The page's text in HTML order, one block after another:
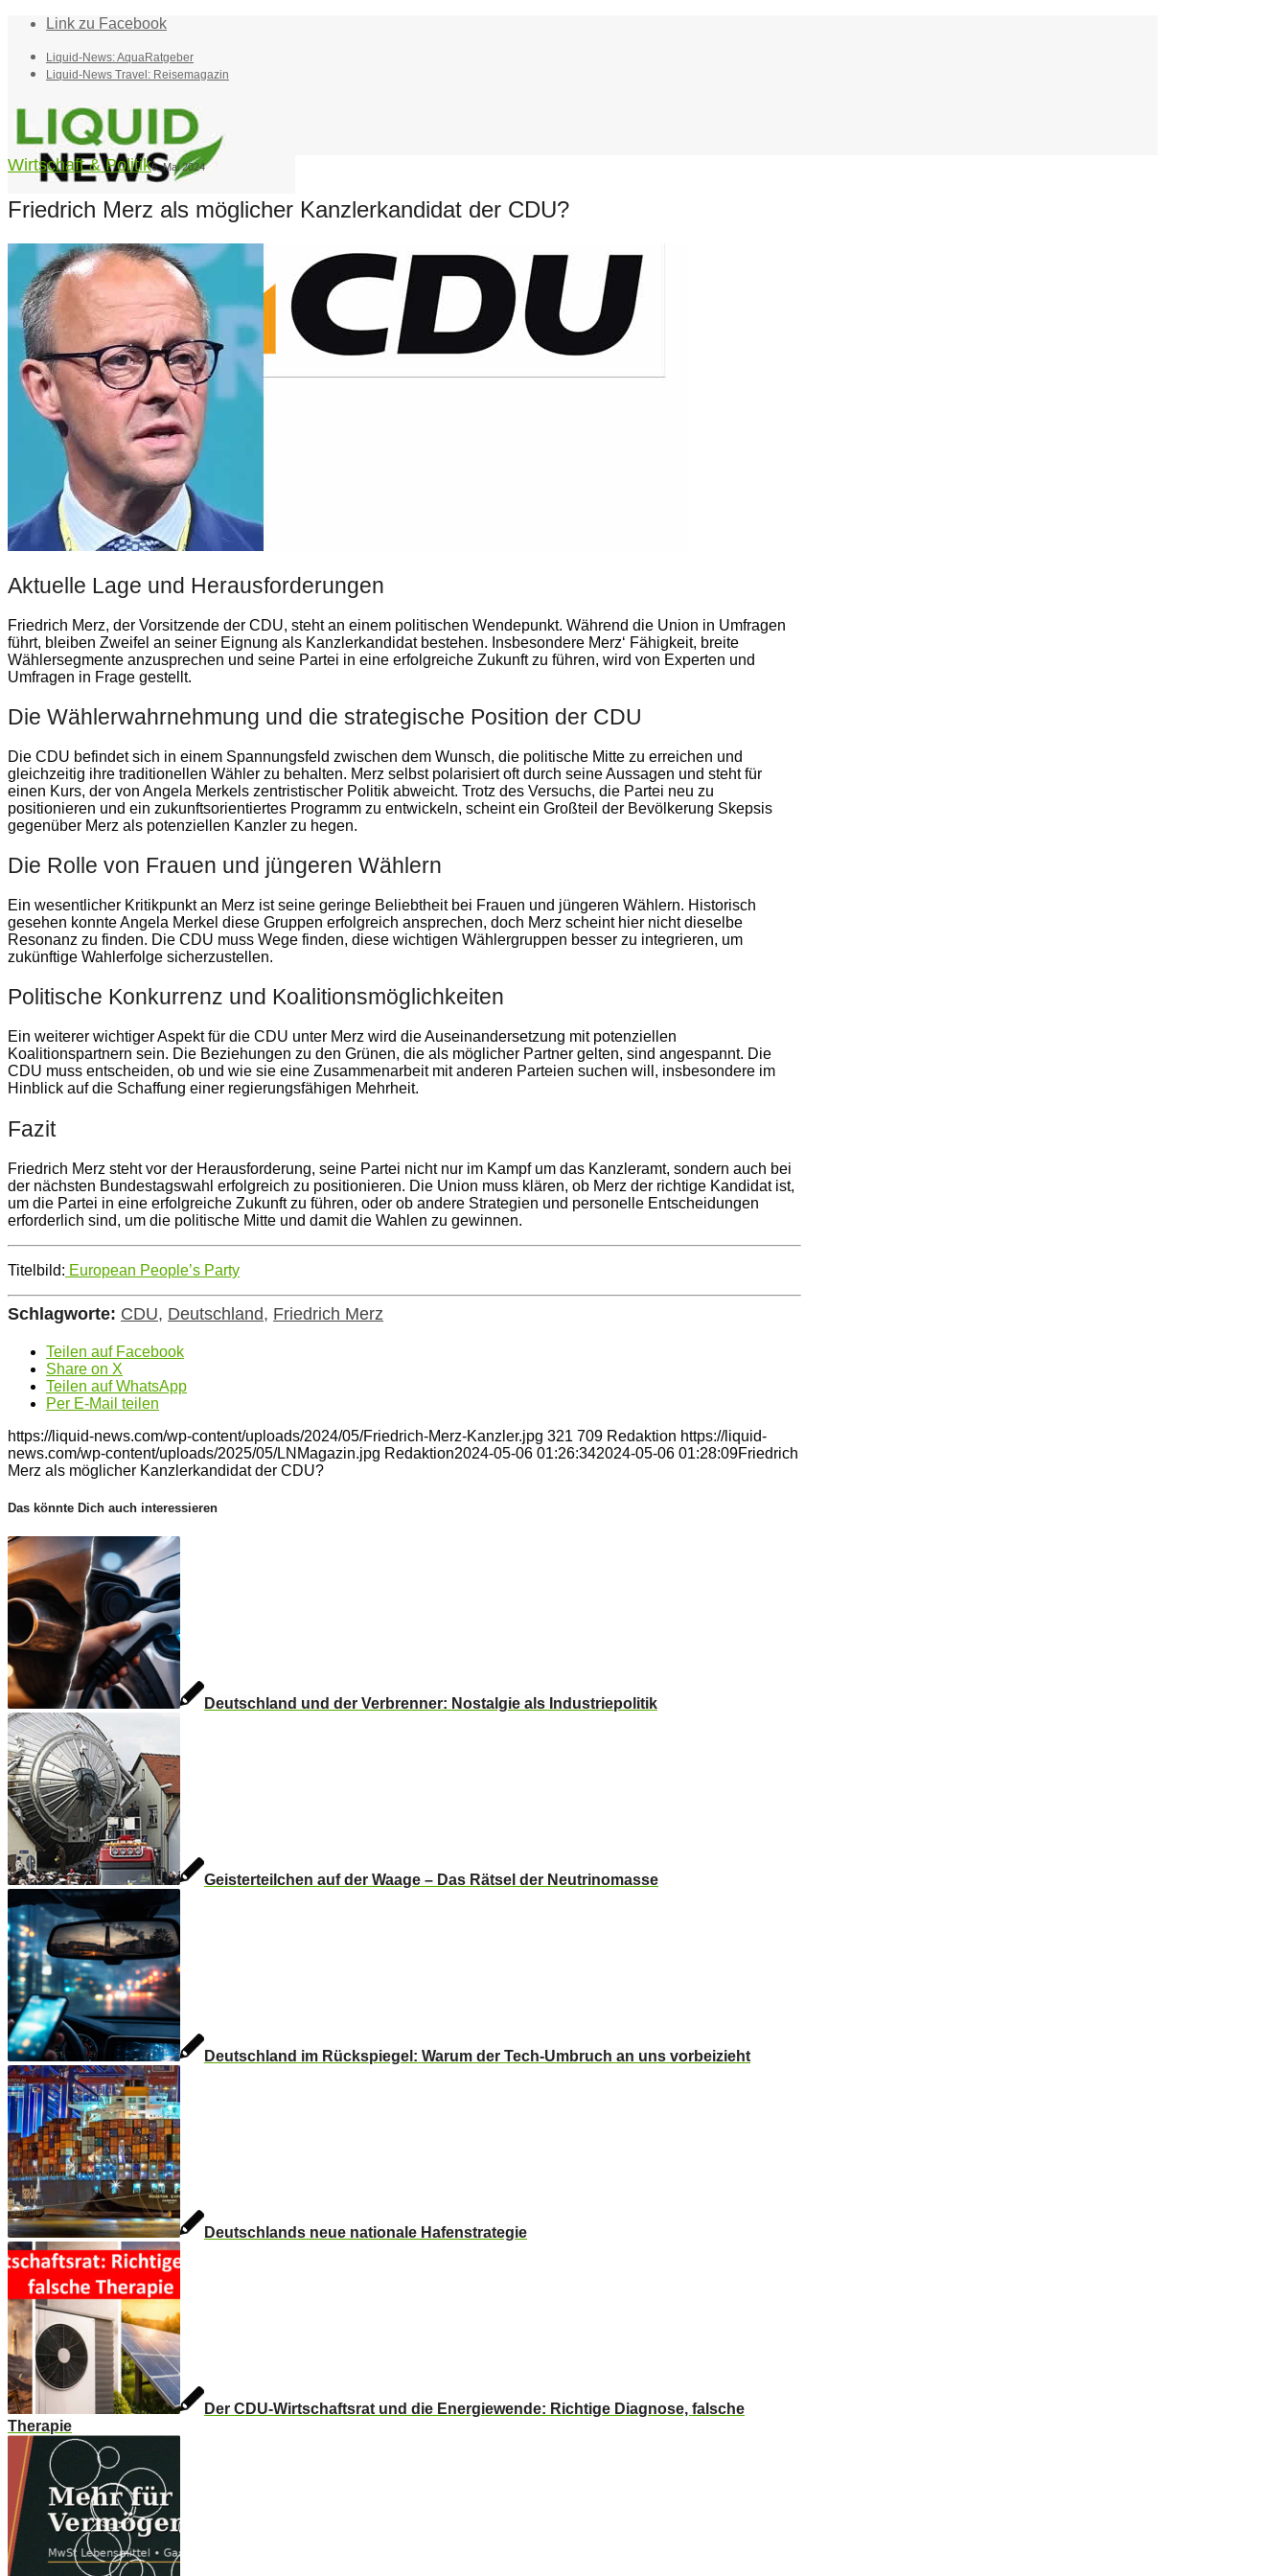
Link zu Facebook
Liquid-News: AquaRatgeber
Liquid-News Travel: Reisemagazin
Home
Suche
Menü Menü
Wirtschaft & Politik6. Mai 2024
Friedrich Merz als möglicher Kanzlerkandidat der CDU?
Aktuelle Lage und Herausforderungen
Friedrich Merz, der Vorsitzende der CDU, steht an einem politischen Wendepunkt. Während die Union in Umfragen
führt, bleiben Zweifel an seiner Eignung als Kanzlerkandidat bestehen. Insbesondere Merz‘ Fähigkeit, breite
Wählersegmente anzusprechen und seine Partei in eine erfolgreiche Zukunft zu führen, wird von Experten und
Umfragen in Frage gestellt.
Die Wählerwahrnehmung und die strategische Position der CDU
Die CDU befindet sich in einem Spannungsfeld zwischen dem Wunsch, die politische Mitte zu erreichen und
gleichzeitig ihre traditionellen Wähler zu behalten. Merz selbst polarisiert oft durch seine Aussagen und steht für
einen Kurs, der von Angela Merkels zentristischer Politik abweicht. Trotz des Versuchs, die Partei neu zu
positionieren und ein zukunftsorientiertes Programm zu entwickeln, scheint ein Großteil der Bevölkerung Skepsis
gegenüber Merz als potenziellen Kanzler zu hegen.
Die Rolle von Frauen und jüngeren Wählern
Ein wesentlicher Kritikpunkt an Merz ist seine geringe Beliebtheit bei Frauen und jüngeren Wählern. Historisch
gesehen konnte Angela Merkel diese Gruppen erfolgreich ansprechen, doch Merz scheint hier nicht dieselbe
Resonanz zu finden. Die CDU muss Wege finden, diese wichtigen Wählergruppen besser zu integrieren, um
zukünftige Wahlerfolge sicherzustellen.
Politische Konkurrenz und Koalitionsmöglichkeiten
Ein weiterer wichtiger Aspekt für die CDU unter Merz wird die Auseinandersetzung mit potenziellen
Koalitionspartnern sein. Die Beziehungen zu den Grünen, die als möglicher Partner gelten, sind angespannt. Die
CDU muss entscheiden, ob und wie sie eine Zusammenarbeit mit anderen Parteien suchen will, insbesondere im
Hinblick auf die Schaffung einer regierungsfähigen Mehrheit.
Fazit
Friedrich Merz steht vor der Herausforderung, seine Partei nicht nur im Kampf um das Kanzleramt, sondern auch bei
der nächsten Bundestagswahl erfolgreich zu positionieren. Die Union muss klären, ob Merz der richtige Kandidat ist,
um die Partei in eine erfolgreiche Zukunft zu führen, oder ob andere Strategien und personelle Entscheidungen
erforderlich sind, um die politische Mitte und damit die Wahlen zu gewinnen.
Titelbild: European People’s Party
Schlagworte: CDU, Deutschland, Friedrich Merz
Teilen auf Facebook
Share on X
Teilen auf WhatsApp
Per E-Mail teilen
https://liquid-news.com/wp-content/uploads/2024/05/Friedrich-Merz-Kanzler.jpg 321 709 Redaktion https://liquid-
news.com/wp-content/uploads/2025/05/LNMagazin.jpg Redaktion2024-05-06 01:26:342024-05-06 01:28:09Friedrich
Merz als möglicher Kanzlerkandidat der CDU?
Das könnte Dich auch interessieren
Deutschland und der Verbrenner: Nostalgie als Industriepolitik
Geisterteilchen auf der Waage – Das Rätsel der Neutrinomasse
Deutschland im Rückspiegel: Warum der Tech-Umbruch an uns vorbeizieht
Deutschlands neue nationale Hafenstrategie
Der CDU-Wirtschaftsrat und die Energiewende: Richtige Diagnose, falsche
Therapie